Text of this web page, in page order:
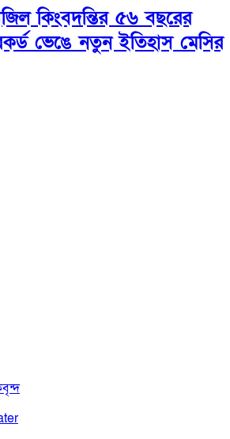
কিংবদন্তির ৫৬ বছরের
ভেঙে নতুন ইতিহাস মেসির